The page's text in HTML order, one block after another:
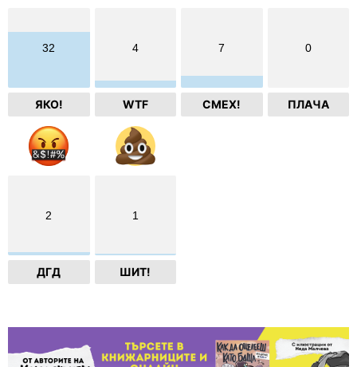
32
ЯКО!
4
WTF
7
СМЕХ!
0
ПЛАЧА
2
ДГД
1
ШИТ!